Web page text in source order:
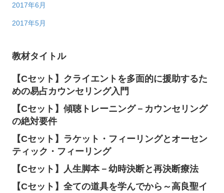
2017年6月
2017年5月
教材タイトル
【Cセット】クライエントを多面的に援助するた
めの易占カウンセリング入門
【Cセット】傾聴トレーニング－カウンセリング
の絶対要件
【Cセット】ラケット・フィーリングとオーセン
ティック・フィーリング
【Cセット】人生脚本－幼時決断と再決断療法
【Cセット】全ての道具を学んでから～高良聖イ